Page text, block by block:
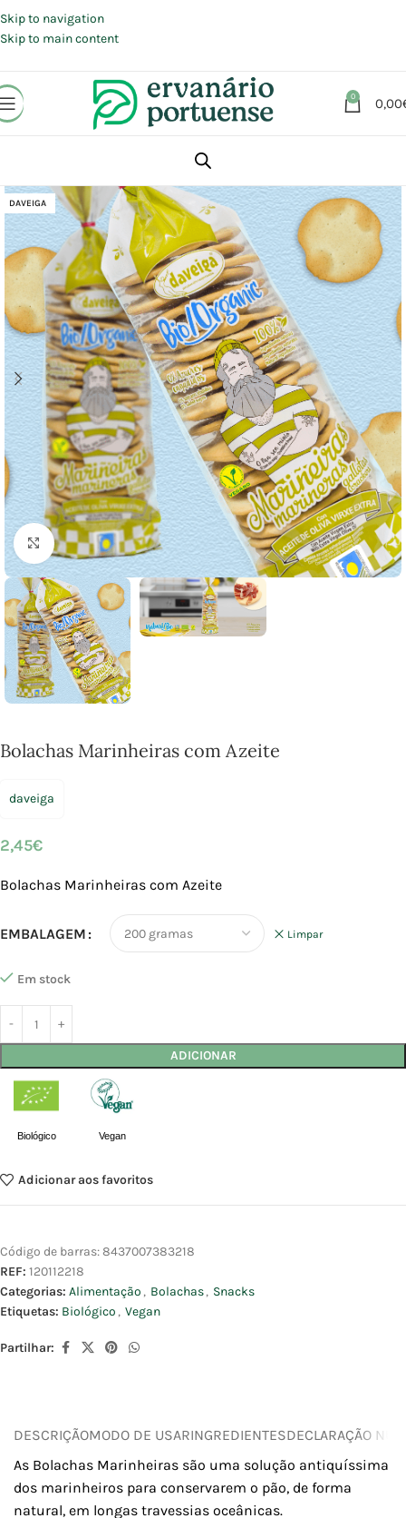
Skip to navigation
Skip to main content
0 0,00
Alimentação
DAVEIGA
Click to enlarge
Bolachas Marinheiras com Azeite
daveiga
2,45€
Bolachas Marinheiras com Azeite
EMBALAGEM Limpar
Em stock
ADICIONAR
Biológico Vegan
Adicionar aos favoritos
Código de barras:8437007383218
REF: 120112218
Categorias: Alimentação , Bolachas, Snacks
Etiquetas: Biológico , Vegan
Partilhar:
DESCRIÇÃOMODO DE USARINGREDIENTESDECLARAÇÃO
As Bolachas Marinheiras são uma solução antiquíssima
dos marinheiros para conservarem o pão, de forma
natural, em longas travessias oceânicas.